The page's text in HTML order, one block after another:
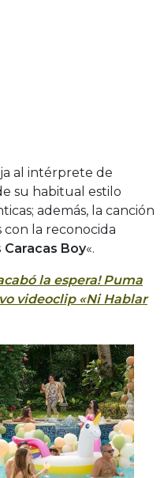
al intérprete de
su habitual estilo
además, la canción
con la reconocida
Caracas Boy«.
la espera! Puma
videoclip «Ni Hablar